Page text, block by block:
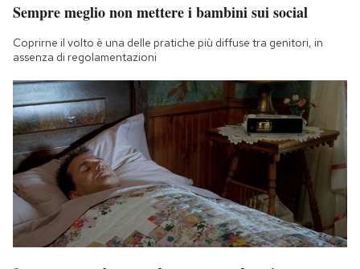
Sempre meglio non mettere i bambini sui social
Coprirne il volto è una delle pratiche più diffuse tra genitori, in
assenza di regolamentazioni